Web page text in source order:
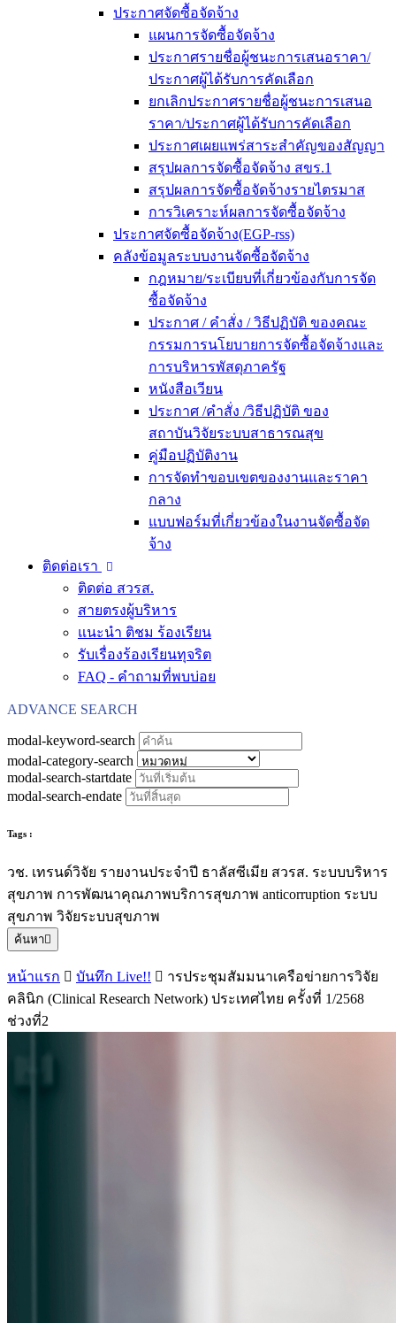
ประกาศจัดซื้อจัดจ้าง
แผนการจัดซื้อจัดจ้าง
ประกาศรายชื่อผู้ชนะการเสนอราคา/
ประกาศผู้ได้รับการคัดเลือก
ยกเลิกประกาศรายชื่อผู้ชนะการเสนอ
ราคา/ประกาศผู้ได้รับการคัดเลือก
ประกาศเผยแพร่สาระสำคัญของสัญญา
สรุปผลการจัดซื้อจัดจ้าง สขร.1
สรุปผลการจัดซื้อจัดจ้างรายไตรมาส
การวิเคราะห์ผลการจัดซื้อจัดจ้าง
ประกาศจัดซื้อจัดจ้าง(EGP-rss)
คลังข้อมูลระบบงานจัดซื้อจัดจ้าง
กฎหมาย/ระเบียบที่เกี่ยวข้องกับการจัด
ซื้อจัดจ้าง
ประกาศ / คำสั่ง / วิธีปฏิบัติ ของคณะ
กรรมการนโยบายการจัดซื้อจัดจ้างและ
การบริหารพัสดุภาครัฐ
หนังสือเวียน
ประกาศ /คำสั่ง /วิธีปฏิบัติ ของ
สถาบันวิจัยระบบสาธารณสุข
คู่มือปฏิบัติงาน
การจัดทำขอบเขตของงานและราคา
กลาง
แบบฟอร์มที่เกี่ยวข้องในงานจัดซื้อจัด
จ้าง
ติดต่อเรา
ติดต่อ สวรส.
สายตรงผู้บริหาร
แนะนำ ติชม ร้องเรียน
รับเรื่องร้องเรียนทุจริต
FAQ - คำถามที่พบบ่อย
ADVANCE SEARCH
modal-keyword-search
modal-category-search
modal-search-startdate
modal-search-endate
Tags :
วช. เทรนด์วิจัย รายงานประจำปี ธาลัสซีเมีย สวรส. ระบบบริหาร
สุขภาพ การพัฒนาคุณภาพบริการสุขภาพ anticorruption ระบบ
สุขภาพ วิจัยระบบสุขภาพ
ค้นหา
หน้าแรก บันทึก Live!!
ารประชุมสัมมนาเครือข่ายการวิจัย
คลินิก (Clinical Research Network) ประเทศไทย ครั้งที่ 1/2568
ช่วงที่2